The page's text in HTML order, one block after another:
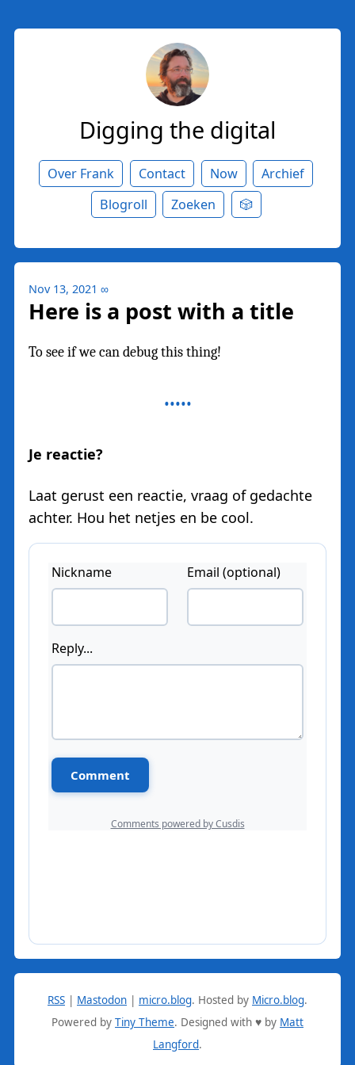
Digging the digital
Over Frank Contact Now
Archief
Blogroll
Zoeken 🎲
Nov 13, 2021 ∞
Here is a post with a title
To see if we can debug this thing!
Je reactie?
Laat gerust een reactie, vraag of gedachte
achter. Hou het netjes en be cool.
RSS | Mastodon | micro.blog. Hosted by Micro.blog.
Powered by Tiny Theme. Designed with ♥ by Matt
Langford.